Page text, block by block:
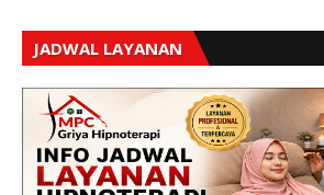
JADWAL LAYANAN